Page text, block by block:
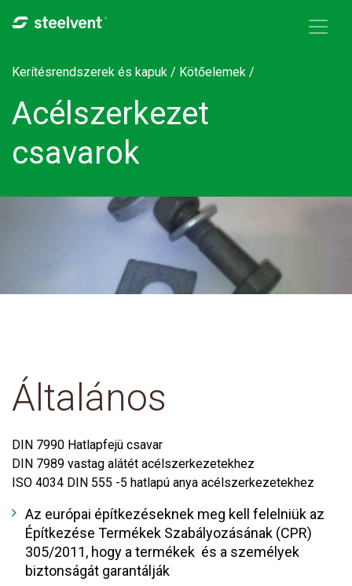
Kerítésrendszerek és kapuk / Kötőelemek /
Acélszerkezet
csavarok
Általános
DIN 7990 Hatlapfejü csavar
DIN 7989 vastag alátét acélszerkezetekhez
ISO 4034 DIN 555 -5 hatlapú anya acélszerkezetekhez
Az európai építkezéseknek meg kell felelniük az
Építkezése Termékek Szabályozásának (CPR)
305/2011, hogy a termékek és a személyek
biztonságát garantálják